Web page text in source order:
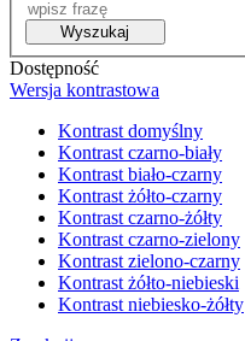
Wyszukaj
Dostępność
Wersja kontrastowa
Kontrast domyślny
Kontrast czarno-biały
Kontrast biało-czarny
Kontrast żółto-czarny
Kontrast czarno-żółty
Kontrast czarno-zielony
Kontrast zielono-czarny
Kontrast żółto-niebieski
Kontrast niebiesko-żółty